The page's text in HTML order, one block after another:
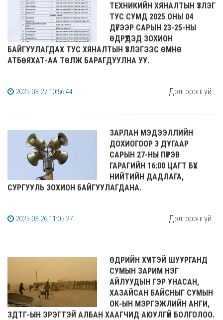
ТЕХНИКИЙН ХЯНАЛТЫН ҮЗЛЭГ
ТУС СУМД 2025 ОНЫ 04
ДҮГЭЭР САРЫН 23-25-НЫ
ӨДРҮҮДЭД ЗОХИОН
БАЙГУУЛАГДАХ ТУС ХЯНАЛТЫН ҮЗЛЭГЭЭС ӨМНӨ
АТБӨЯХАТ-АА ТӨЛЖ БАРАГДУУЛНА УУ.
...
2025-03-27 10:56:44
Дэлгэрэнгүй..
ЗАРЛАН МЭДЭЭЛЛИЙН
ДОХИОГООР 3 ДУГААР
САРЫН 27-НЫ ПҮРЭВ
ГАРАГИЙН 16:00 ЦАГТ БҮХ
НИЙТИЙН ДАДЛАГА,
СУРГУУЛЬ ЗОХИОН БАЙГУУЛАГДАНА.
...
2025-03-26 11:05:27
Дэлгэрэнгүй..
ӨДРИЙН ХҮЧТЭЙ ШУУРГАНД
СУМЫН ЗАРИМ НЭГ
АЙЛУУДЫН ГЭР УНАСАН,
ХАЗАЙСАН БАЙСНЫГ СУМЫН
ОК-ЫН МЭРГЭЖЛИЙН АНГИ,
ЗДТГ-ЫН ЭРЭГТЭЙ АЛБАН ХААГЧИД АЮУЛГҮЙ БОЛГОЛОО.